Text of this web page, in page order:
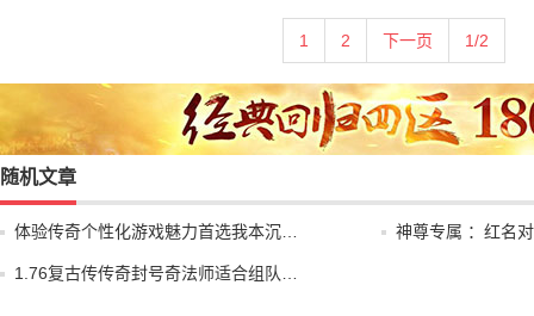
1 2 下一页 1/2
随机文章
体验传奇个性化游戏魅力首选我本沉… 神尊专属 ：红名
1.76复古传传奇封号奇法师适合组队…